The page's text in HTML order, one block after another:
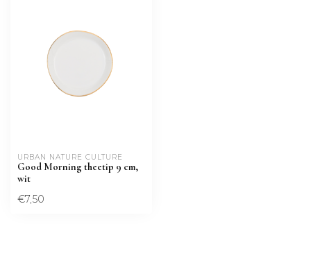
URBAN NATURE CULTURE
Good Morning theetip 9 cm,
wit
€7,50